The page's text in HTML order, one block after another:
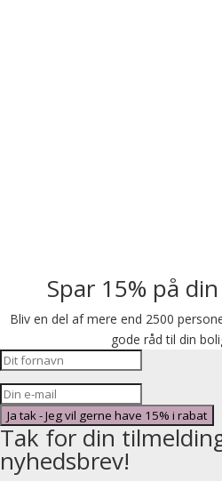
Spar 15% på
Bliv en del af mere end 2500
gode råd til din
Ja tak - Jeg vil gerne have 15% i rabat
Tak for din
nyhedsbrev!